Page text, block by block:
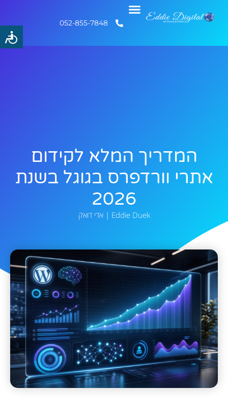
052-855-7848
המדריך המלא לקידום
אתרי וורדפרס בגוגל בשנת
2026
Eddie Duek | אדי דואק